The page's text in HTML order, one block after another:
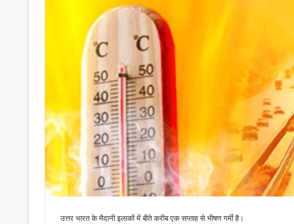
उत्तर भारत के मैदानी इलाकों में बीते करीब एक सप्ताह से भीषण गर्मी है।